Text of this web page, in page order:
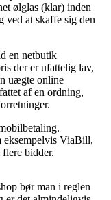
ølglas (klar) inden
ved at skaffe sig den
en netbutik
der er ufattelig lav,
uægte online
af en ordning,
eksempelvis ViaBill,
bidder.
bør man i reglen